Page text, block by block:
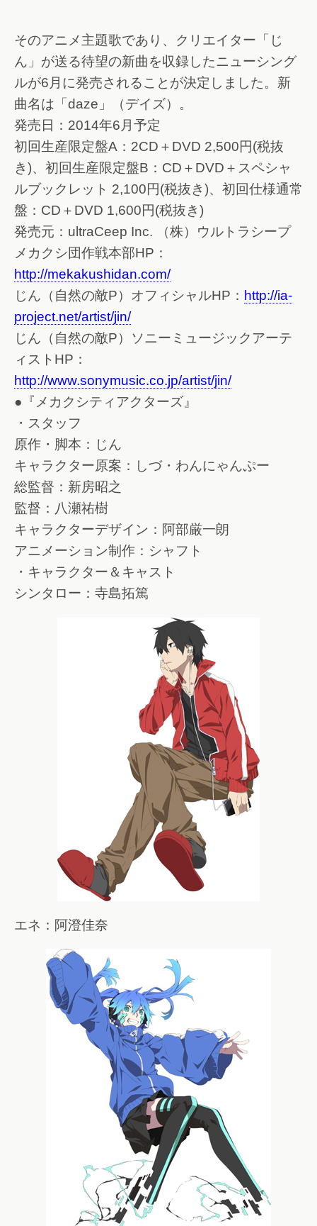
そのアニメ主題歌であり、クリエイター「じ
ん」が送る待望の新曲を収録したニューシング
ルが6月に発売されることが決定しました。新
曲名は「daze」（デイズ）。
発売日：2014年6月予定
初回生産限定盤A：2CD＋DVD 2,500円(税抜
き)、初回生産限定盤B：CD＋DVD＋スペシャ
ルブックレット 2,100円(税抜き)、初回仕様通常
盤：CD＋DVD 1,600円(税抜き)
発売元：ultraCeep Inc. （株）ウルトラシープ
メカクシ団作戦本部HP：
http://mekakushidan.com/
じん（自然の敵P）オフィシャルHP： http://ia-
project.net/artist/jin/
じん（自然の敵P）ソニーミュージックアーテ
ィストHP：
http://www.sonymusic.co.jp/artist/jin/
●『メカクシティアクターズ』
・スタッフ
原作・脚本：じん
キャラクター原案：しづ・わんにゃんぷー
総監督：新房昭之
監督：八瀬祐樹
キャラクターデザイン：阿部厳一朗
アニメーション制作：シャフト
・キャラクター＆キャスト
シンタロー：寺島拓篤
エネ：阿澄佳奈